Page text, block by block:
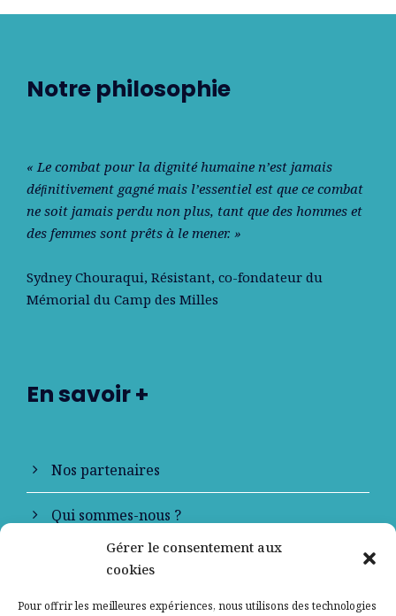
Gérer le consentement aux
cookies
Pour offrir les meilleures expériences, nous utilisons des technologies
Notre philosophie
« Le combat pour la dignité humaine n’est jamais
déﬁnitivement gagné mais l’essentiel est que ce combat
ne soit jamais perdu non plus, tant que des hommes et
des femmes sont prêts à le mener. »
Sydney Chouraqui, Résistant, co-fondateur du
Mémorial du Camp des Milles
En savoir +
Nos partenaires
Qui sommes-nous ?
Contactez-nous
Mentions légales